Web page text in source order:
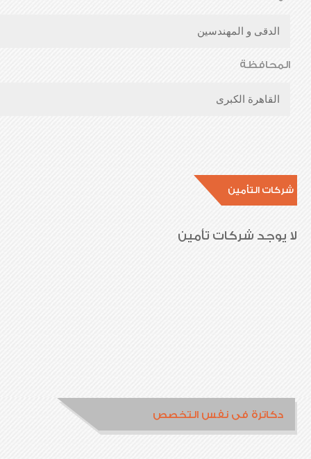
الدقى و المهندسين
المحافظة
القاهرة الكبرى
شركات التأمين
لا يوجد شركات تأمين
دكاترة فى نفس التخصص